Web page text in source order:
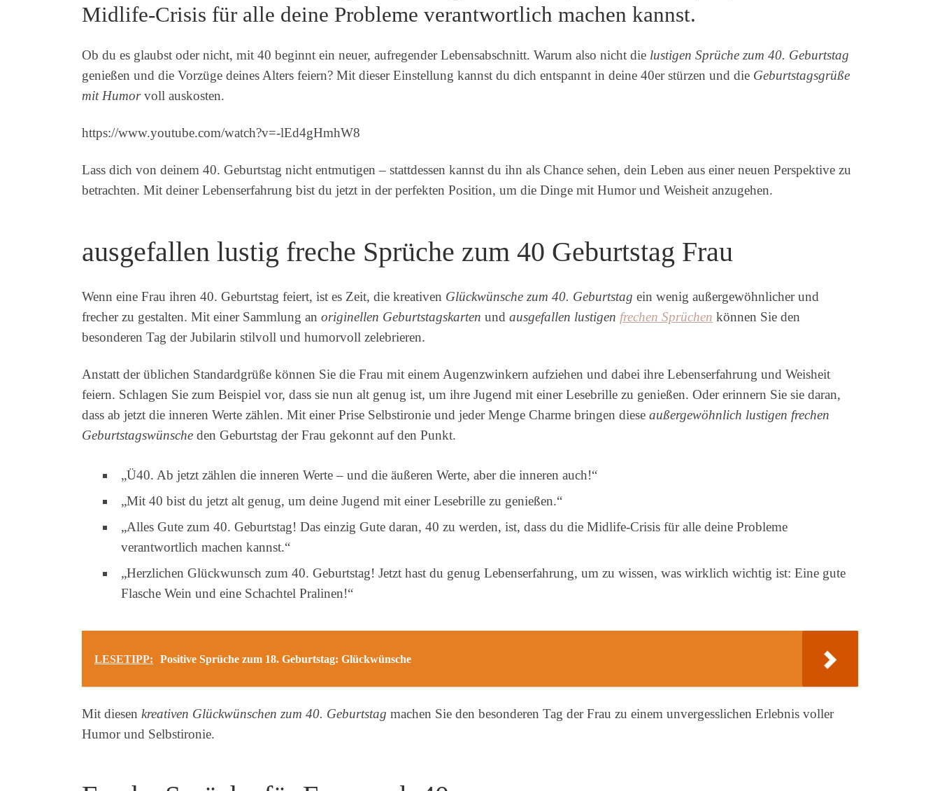
Midlife-Crisis für alle deine Probleme verantwortlich machen kannst.
Ob du es glaubst oder nicht, mit 40 beginnt ein neuer, aufregender Lebensabschnitt. Warum also nicht die lustigen Sprüche zum 40. Geburtstag
genießen und die Vorzüge deines Alters feiern? Mit dieser Einstellung kannst du dich entspannt in deine 40er stürzen und die Geburtstagsgrüße
mit Humorvoll auskosten.
https://www.youtube.com/watch?v=-lEd4gHmhW8
Lass dich von deinem 40. Geburtstag nicht entmutigen – stattdessen kannst du ihn als Chance sehen, dein Leben aus einer neuen Perspektive zu
betrachten. Mit deiner Lebenserfahrung bist du jetzt in der perfekten Position, um die Dinge mit Humor und Weisheit anzugehen.
ausgefallen lustig freche Sprüche zum 40 Geburtstag Frau
Wenn eine Frau ihren 40. Geburtstag feiert, ist es Zeit, die kreativen Glückwünsche zum 40. Geburtstag ein wenig außergewöhnlicher und
frecher zu gestalten. Mit einer Sammlung an originellen Geburtstagskarten und ausgefallen lustigen frechen Sprüchen können Sie den
besonderen Tag der Jubilarin stilvoll und humorvoll zelebrieren.
Anstatt der üblichen Standardgrüße können Sie die Frau mit einem Augenzwinkern aufziehen und dabei ihre Lebenserfahrung und Weisheit
feiern. Schlagen Sie zum Beispiel vor, dass sie nun alt genug ist, um ihre Jugend mit einer Lesebrille zu genießen. Oder erinnern Sie sie daran,
dass ab jetzt die inneren Werte zählen. Mit einer Prise Selbstironie und jeder Menge Charme bringen diese außergewöhnlich lustigen frechen
Geburtstagswünsche den Geburtstag der Frau gekonnt auf den Punkt.
„Ü40. Ab jetzt zählen die inneren Werte – und die äußeren Werte, aber die inneren auch!“
„Mit 40 bist du jetzt alt genug, um deine Jugend mit einer Lesebrille zu genießen.“
„Alles Gute zum 40. Geburtstag! Das einzig Gute daran, 40 zu werden, ist, dass du die Midlife-Crisis für alle deine Probleme
verantwortlich machen kannst.“
„Herzlichen Glückwunsch zum 40. Geburtstag! Jetzt hast du genug Lebenserfahrung, um zu wissen, was wirklich wichtig ist: Eine gute
Flasche Wein und eine Schachtel Pralinen!“
LESETIPP: Positive Sprüche zum 18. Geburtstag: Glückwünsche
Mit diesen kreativen Glückwünschen zum 40. Geburtstag machen Sie den besonderen Tag der Frau zu einem unvergesslichen Erlebnis voller
Humor und Selbstironie.